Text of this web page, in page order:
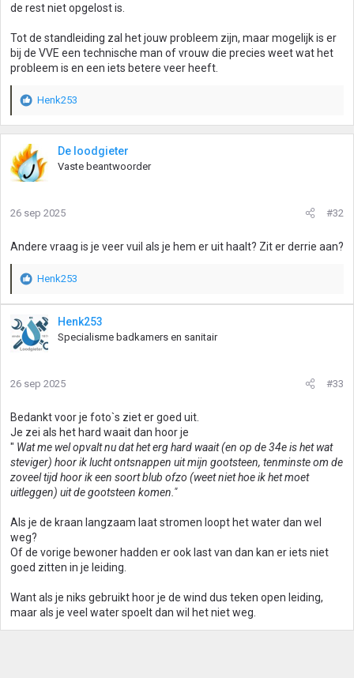
de rest niet opgelost is.
Tot de standleiding zal het jouw probleem zijn, maar mogelijk is er
bij de VVE een technische man of vrouw die precies weet wat het
probleem is en een iets betere veer heeft.
W
a
r
d
e
n
e
:
Henk253
De loodgieter
Vaste beantwoorder
26 sep 2025 #32
Andere vraag is je veer vuil als je hem er uit haalt? Zit er derrie aan?
W
r
d
i
g
n
:
Henk253
Henk253
Specialisme badkamers en sanitair
26 sep 2025 #33
Bedankt voor je foto`s ziet er goed uit.
Je zei als het hard waait dan hoor je
" Wat me wel opvalt nu dat het erg hard waait (en op de 34e is het wat
steviger) hoor ik lucht ontsnappen uit mijn gootsteen, tenminste om de
zoveel tijd hoor ik een soort blub ofzo (weet niet hoe ik het moet
uitleggen) uit de gootsteen komen."
Als je de kraan langzaam laat stromen loopt het water dan wel
weg?
Of de vorige bewoner hadden er ook last van dan kan er iets niet
goed zitten in je leiding.
Want als je niks gebruikt hoor je de wind dus teken open leiding,
maar als je veel water spoelt dan wil het niet weg.